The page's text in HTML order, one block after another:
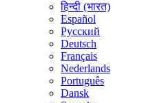
हिन्दी (भारत)
Español
Русский
Deutsch
Français
Nederlands
Português
Dansk